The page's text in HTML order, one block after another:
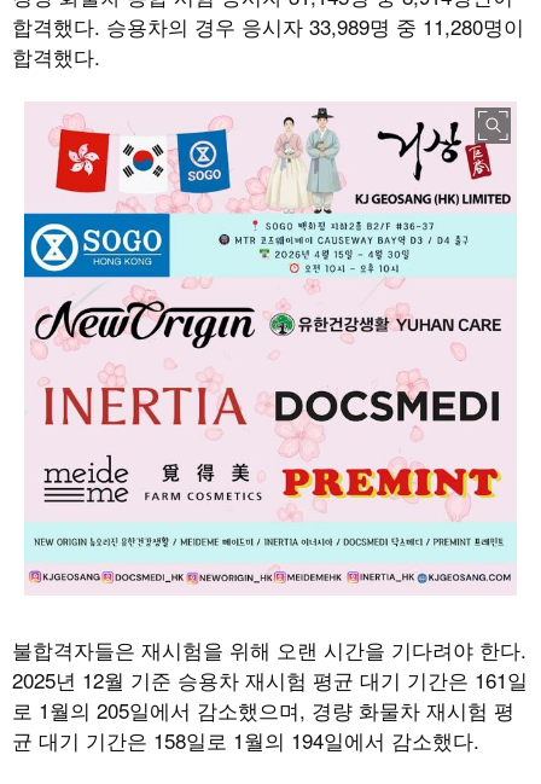
합격했다. 승용차의 경우 응시자 33,989명 중 11,280명이
합격했다.
불합격자들은 재시험을 위해 오랜 시간을 기다려야 한다.
2025년 12월 기준 승용차 재시험 평균 대기 기간은 161일
로 1월의 205일에서 감소했으며, 경량 화물차 재시험 평
균 대기 기간은 158일로 1월의 194일에서 감소했다.